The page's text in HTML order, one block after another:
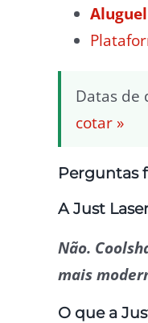
Datas de
cotar »
Perguntas
A Just
Não.
mais
O que a